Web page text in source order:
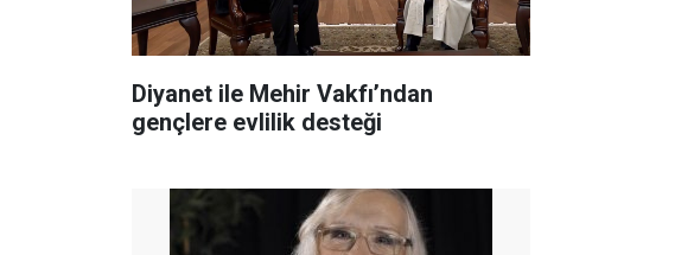
Diyanet ile Mehir Vakfı’ndan
gençlere evlilik desteği